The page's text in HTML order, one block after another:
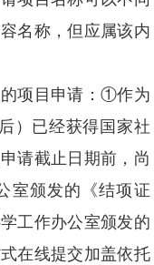
名称，但应属该内
项目申请：①作为
）已经获得国家社
请截止日期前，尚
室颁发的《结项证
工作办公室颁发的
在线提交加盖依托